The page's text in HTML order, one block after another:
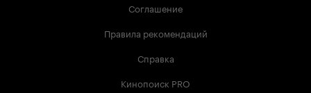
Соглашение
Правила рекомендаций
Справка
Кинопоиск PRO